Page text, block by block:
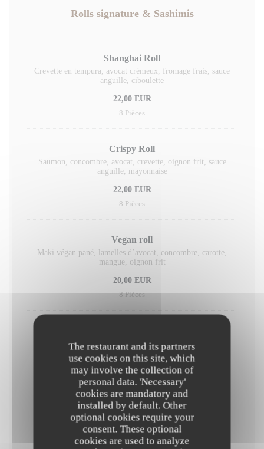
The restaurant and its partners
use cookies on this site, which
may involve the collection of
personal data. 'Necessary'
cookies are mandatory and
installed by default. Other
optional cookies require your
consent. These optional
cookies are used to analyze
Rolls signature & Sashimis
Shanghai Roll
Crevette en tempura, avocat crémeux, fromage frais, sauce
anguille, ciboulette
22,00 EUR
8 Pièces
Crispy Roll
Saumon, concombre, avocat, crevette, oignon frit, sauce
anguille, mayonnaise
22,00 EUR
8 Pièces
Vegan roll
Maki végan pané, lamelles d’avocat, concombre, carotte,
mangue, oignon frit
20,00 EUR
8 Pièces
Saumon ou thon selon arrivage, fromage frais, concombre,
avocat et sauce unagi
20,00 EUR
8 Pièces
Sashimi mixte
Emincé de thon rouge et saumon